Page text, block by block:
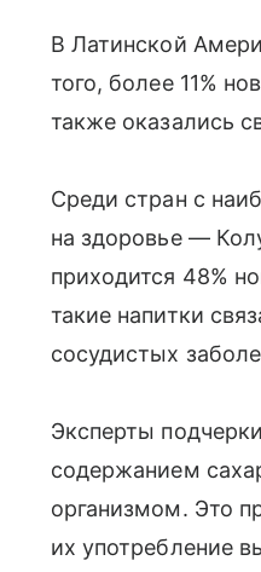
В Латинской
того, более 11%
также оказались
Среди стран с
на здоровье —
приходится 48%
такие напитки
сосудистых
Эксперты
содержанием
организмом. Это
их употребление